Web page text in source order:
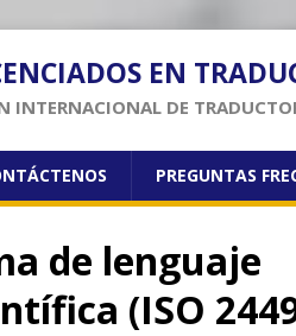
EN
INTERNACIONAL DE
PREGUNTAS
de lenguaje
(ISO